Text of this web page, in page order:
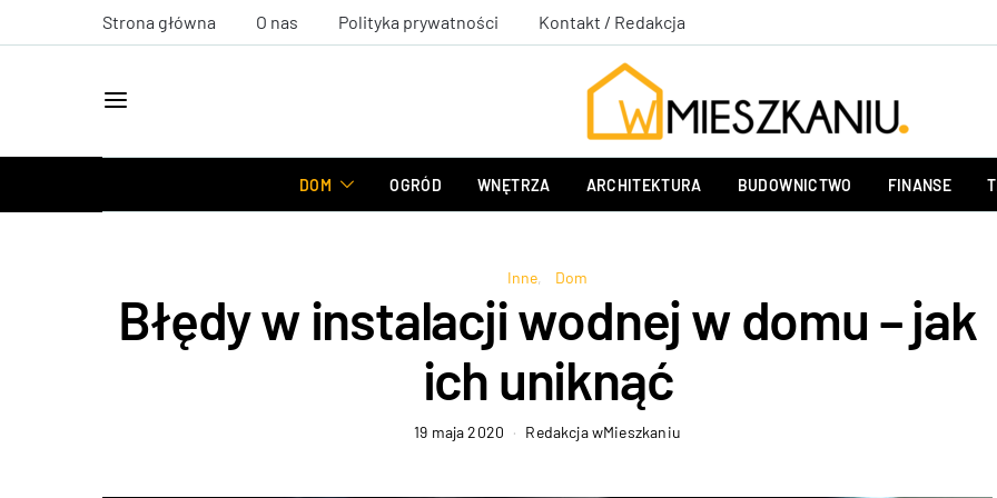
Strona główna O nas Polityka prywatności Kontakt / Redakcja
DOM OGRÓD WNĘTRZA ARCHITEKTURA BUDOWNICTWO FINANSE
Inne Dom
Błędy w instalacji wodnej w domu – jak
ich uniknąć
19 maja 2020 Redakcja wMieszkaniu